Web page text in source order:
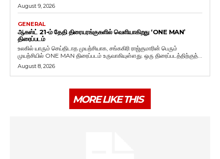
August 9, 2026
GENERAL
ஆகஸ்ட் 21-ம் தேதி திரையரங்குகளில் வெளியாகிறது ‘ONE MAN’
திரைப்படம்
உலகில் யாரும் செய்திடாத முயற்சியாக, சங்ககிரி ராஜ்குமாரின் பெரும்
முயற்சியில் ONE MAN திரைப்படம் உருவாகியுள்ளது. ஒரு திரைப்படத்திற்குத்...
August 8, 2026
MORE LIKE THIS